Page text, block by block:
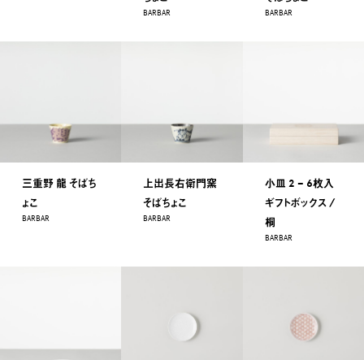
BARBAR BARBAR
三重野 龍 そばち
ょこ
BARBAR
上出長右衛門窯
そばちょこ
BARBAR
小皿 2 – 6枚入
ギフトボックス /
桐
BARBAR